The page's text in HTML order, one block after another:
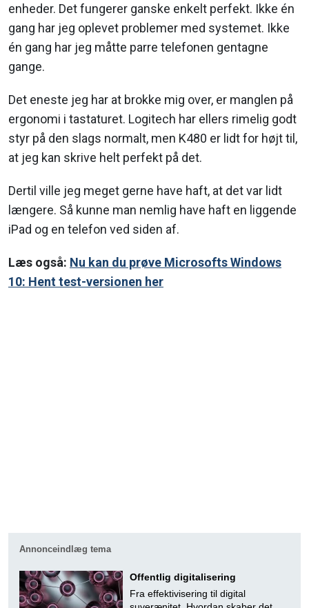
enheder. Det fungerer ganske enkelt perfekt. Ikke én
gang har jeg oplevet problemer med systemet. Ikke
én gang har jeg måtte parre telefonen gentagne
gange.
Det eneste jeg har at brokke mig over, er manglen på
ergonomi i tastaturet. Logitech har ellers rimelig godt
styr på den slags normalt, men K480 er lidt for højt til,
at jeg kan skrive helt perfekt på det.
Dertil ville jeg meget gerne have haft, at det var lidt
længere. Så kunne man nemlig have haft en liggende
iPad og en telefon ved siden af.
Læs også: Nu kan du prøve Microsofts Windows
10: Hent test-versionen her
Annonceindlæg tema
Offentlig digitalisering
Fra effektivisering til digital